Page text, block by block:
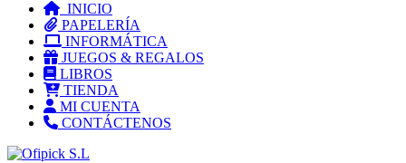
INICIO
PAPELERÍA
INFORMÁTICA
JUEGOS & REGALOS
LIBROS
TIENDA
MI CUENTA
CONTÁCTENOS